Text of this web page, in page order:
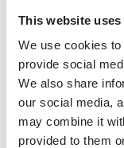
This website
We use cookies
provide social
We also share
our social media,
may combine it
provided to them
Meer weten
digitale
het klant